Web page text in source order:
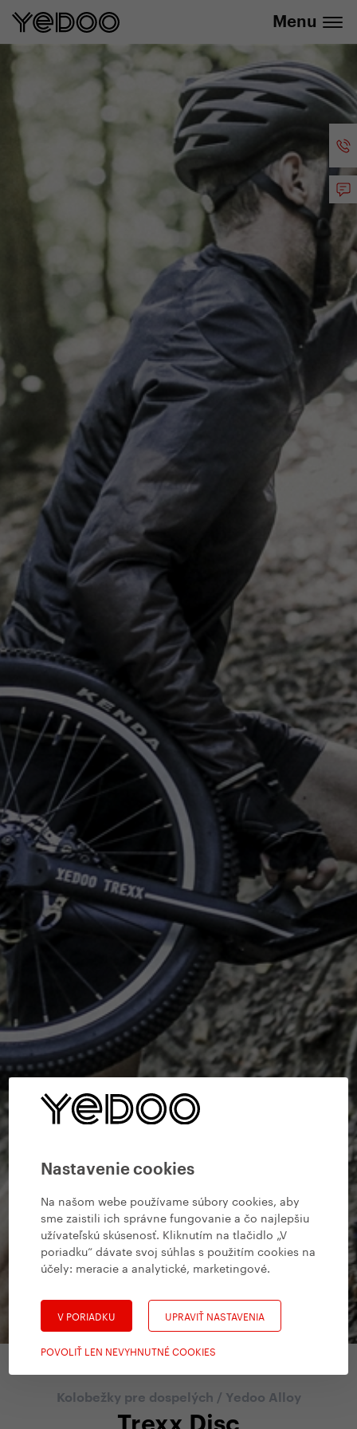
Nastavenie cookies
Na našom webe používame súbory cookies, aby
sme zaistili ich správne fungovanie a čo najlepšiu
užívateľskú skúsenosť. Kliknutím na tlačidlo „V
poriadku“ dávate svoj súhlas s použitím cookies na
účely: meracie a analytické, marketingové.
V PORIADKU UPRAVIŤ NASTAVENIA
POVOLIŤ LEN NEVYHNUTNÉ COOKIES
Menu
Kolobežky pre dospelých / Yedoo Alloy
Trexx Disc